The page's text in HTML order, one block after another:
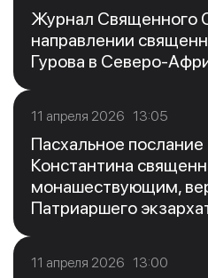
Журнал Священного
направлении
Гурова в Северо-
11 апреля 2026 13:05
Пасхальное
Константина
монашествующим,
Патриаршего
11 апреля 2026 13:00